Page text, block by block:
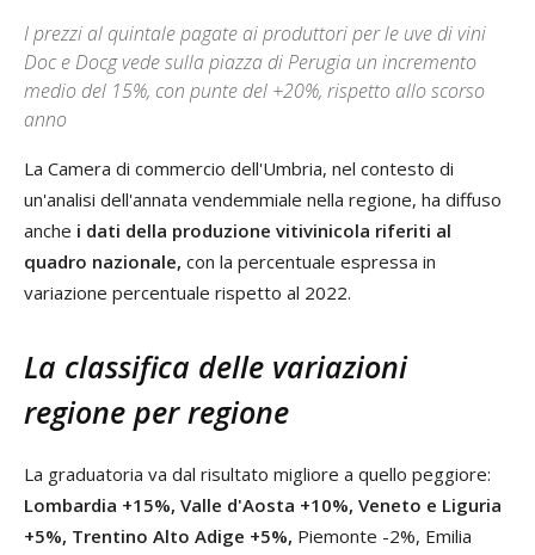
I prezzi al quintale pagate ai produttori per le uve di vini
Doc e Docg vede sulla piazza di Perugia un incremento
medio del 15%, con punte del +20%, rispetto allo scorso
anno
La Camera di commercio dell'Umbria, nel contesto di
un'analisi dell'annata vendemmiale nella regione, ha diffuso
anche i dati della produzione vitivinicola riferiti al
quadro nazionale, con la percentuale espressa in
variazione percentuale rispetto al 2022.
La classifica delle variazioni
regione per regione
La graduatoria va dal risultato migliore a quello peggiore:
Lombardia +15%, Valle d'Aosta +10%, Veneto e Liguria
+5%, Trentino Alto Adige +5%, Piemonte -2%, Emilia